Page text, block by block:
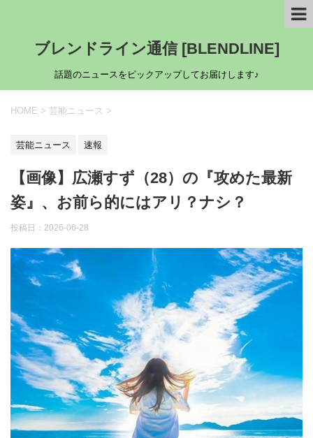
ブレンドライン通信 [BLENDLINE]
話題のニュースをピックアップしてお届けします♪
HOME > 芸能ニュース >
芸能ニュース 速報
【画像】広瀬すず（28）の『攻めた最新
姿』、お前ら的にはアリ？ナシ？
投稿日： 2026-06-28